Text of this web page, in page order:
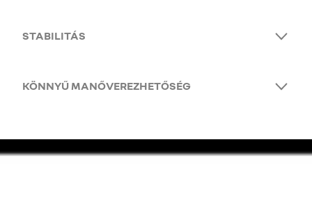
STABILITÁS
KÖNNYŰ MANŐVEREZHETŐSÉG